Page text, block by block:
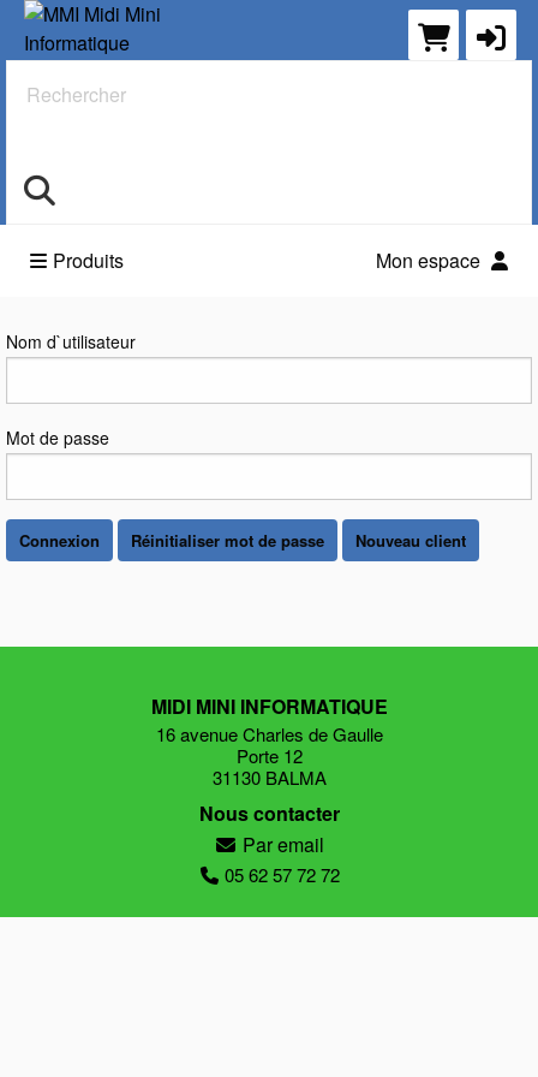
Rechercher
Produits Mon espace
Connexion
Nom d`utilisateur
Mot de passe
Connexion Réinitialiser mot de passe Nouveau client
MIDI MINI INFORMATIQUE
16 avenue Charles de Gaulle
Porte 12
31130 BALMA
Nous contacter
Par email
05 62 57 72 72